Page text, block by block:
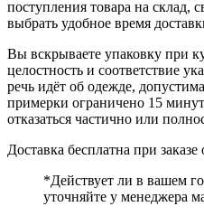
поступления товара на склад,
выбрать удобное время
Вы вскрываете упаковку при
целостность и соответствие
речь идёт об одежде,
примерки ограничено 15
отказаться частично или
Доставка бесплатна при
*Действует ли в вашем
уточняйте у менеджера